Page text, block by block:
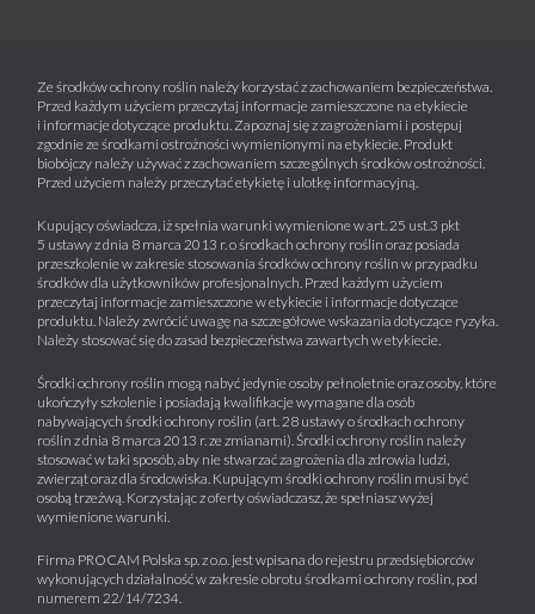
Ze środków ochrony roślin należy korzystać z zachowaniem bezpieczeństwa.
Przed każdym użyciem przeczytaj informacje zamieszczone na etykiecie
i informacje dotyczące produktu. Zapoznaj się z zagrożeniami i postępuj
zgodnie ze środkami ostrożności wymienionymi na etykiecie. Produkt
biobójczy należy używać z zachowaniem szczególnych środków ostrożności.
Przed użyciem należy przeczytać etykietę i ulotkę informacyjną.
Kupujący oświadcza, iż spełnia warunki wymienione w art. 25 ust.3 pkt
5 ustawy z dnia 8 marca 2013 r. o środkach ochrony roślin oraz posiada
przeszkolenie w zakresie stosowania środków ochrony roślin w przypadku
środków dla użytkowników profesjonalnych. Przed każdym użyciem
przeczytaj informacje zamieszczone w etykiecie i informacje dotyczące
produktu. Należy zwrócić uwagę na szczegółowe wskazania dotyczące ryzyka.
Należy stosować się do zasad bezpieczeństwa zawartych w etykiecie.
Środki ochrony roślin mogą nabyć jedynie osoby pełnoletnie oraz osoby, które
ukończyły szkolenie i posiadają kwalifikacje wymagane dla osób
nabywających środki ochrony roślin (art. 28 ustawy o środkach ochrony
roślin z dnia 8 marca 2013 r. ze zmianami). Środki ochrony roślin należy
stosować w taki sposób, aby nie stwarzać zagrożenia dla zdrowia ludzi,
zwierząt oraz dla środowiska. Kupującym środki ochrony roślin musi być
osobą trzeźwą. Korzystając z oferty oświadczasz, że spełniasz wyżej
wymienione warunki.
Firma PROCAM Polska sp. z o.o. jest wpisana do rejestru przedsiębiorców
wykonujących działalność w zakresie obrotu środkami ochrony roślin, pod
numerem 22/14/7234.